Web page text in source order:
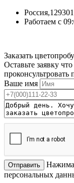
Работаем с
Заказать цветопробу
Оставьте заявку
Ваше имя
Отправить
персональных